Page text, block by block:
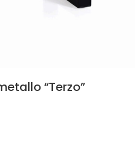
“Terzo”